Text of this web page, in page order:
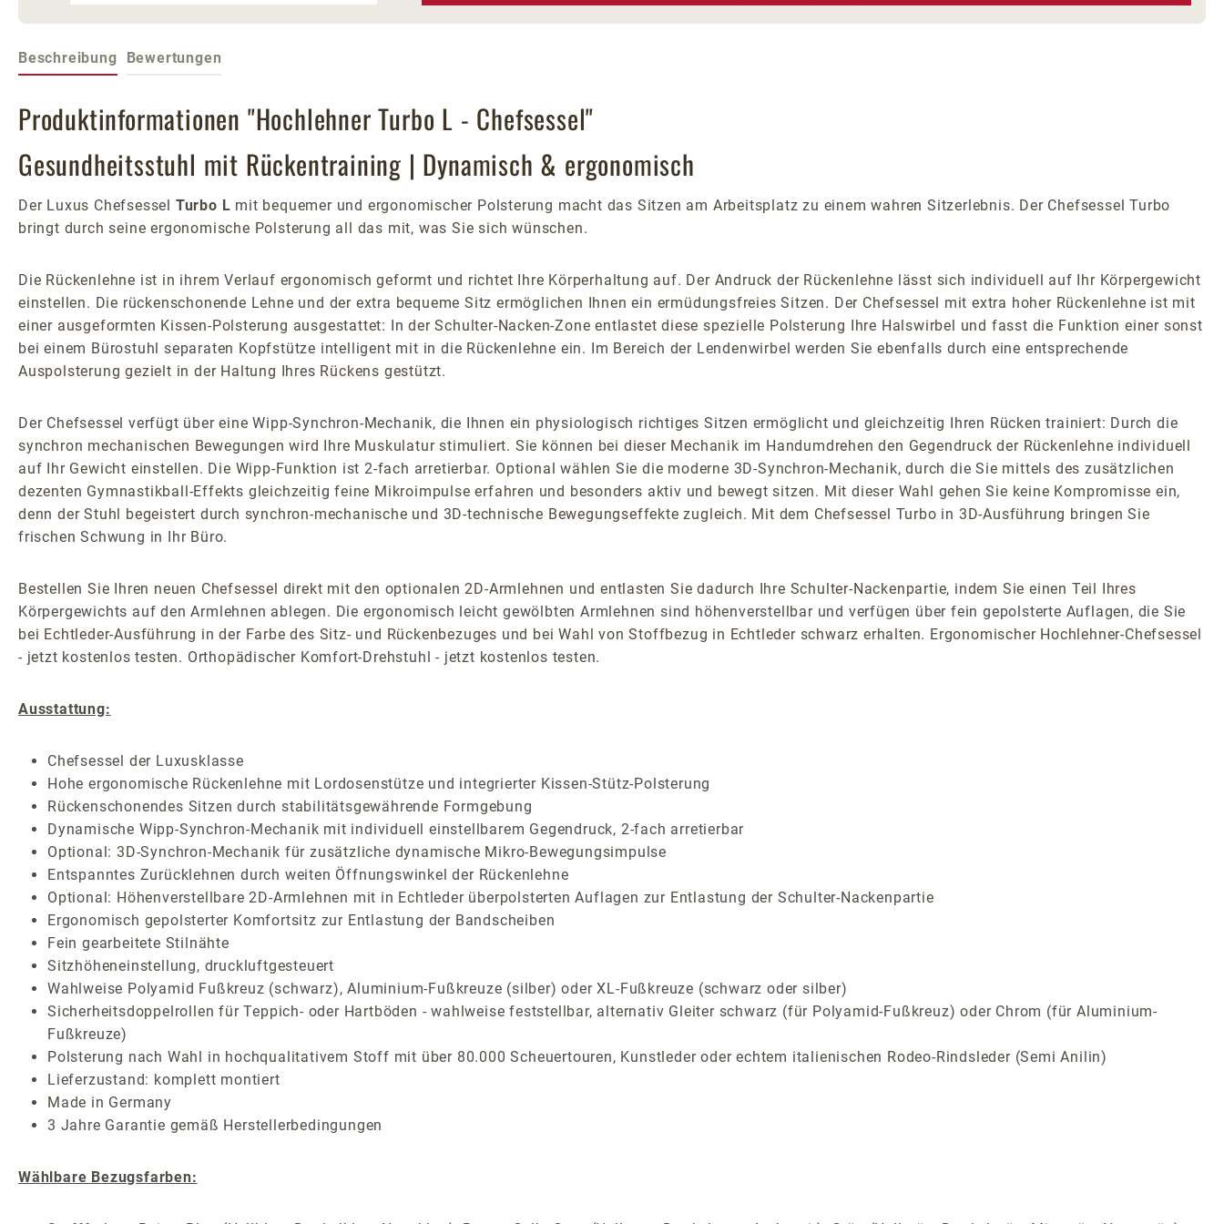
Beschreibung Bewertungen
Produktinformationen "Hochlehner Turbo L - Chefsessel"
Gesundheitsstuhl mit Rückentraining | Dynamisch & ergonomisch
Der Luxus Chefsessel Turbo L mit bequemer und ergonomischer Polsterung macht das Sitzen am Arbeitsplatz zu einem wahren Sitzerlebnis. Der Chefsessel Turbo
bringt durch seine ergonomische Polsterung all das mit, was Sie sich wünschen.
Die Rückenlehne ist in ihrem Verlauf ergonomisch geformt und richtet Ihre Körperhaltung auf. Der Andruck der Rückenlehne lässt sich individuell auf Ihr Körpergewicht
einstellen. Die rückenschonende Lehne und der extra bequeme Sitz ermöglichen Ihnen ein ermüdungsfreies Sitzen. Der Chefsessel mit extra hoher Rückenlehne ist mit
einer ausgeformten Kissen-Polsterung ausgestattet: In der Schulter-Nacken-Zone entlastet diese spezielle Polsterung Ihre Halswirbel und fasst die Funktion einer sonst
bei einem Bürostuhl separaten Kopfstütze intelligent mit in die Rückenlehne ein. Im Bereich der Lendenwirbel werden Sie ebenfalls durch eine entsprechende
Auspolsterung gezielt in der Haltung Ihres Rückens gestützt.
Der Chefsessel verfügt über eine Wipp-Synchron-Mechanik, die Ihnen ein physiologisch richtiges Sitzen ermöglicht und gleichzeitig Ihren Rücken trainiert: Durch die
synchron mechanischen Bewegungen wird Ihre Muskulatur stimuliert. Sie können bei dieser Mechanik im Handumdrehen den Gegendruck der Rückenlehne individuell
auf Ihr Gewicht einstellen. Die Wipp-Funktion ist 2-fach arretierbar. Optional wählen Sie die moderne 3D-Synchron-Mechanik, durch die Sie mittels des zusätzlichen
dezenten Gymnastikball-Effekts gleichzeitig feine Mikroimpulse erfahren und besonders aktiv und bewegt sitzen. Mit dieser Wahl gehen Sie keine Kompromisse ein,
denn der Stuhl begeistert durch synchron-mechanische und 3D-technische Bewegungseffekte zugleich. Mit dem Chefsessel Turbo in 3D-Ausführung bringen Sie
frischen Schwung in Ihr Büro.
Bestellen Sie Ihren neuen Chefsessel direkt mit den optionalen 2D-Armlehnen und entlasten Sie dadurch Ihre Schulter-Nackenpartie, indem Sie einen Teil Ihres
Körpergewichts auf den Armlehnen ablegen. Die ergonomisch leicht gewölbten Armlehnen sind höhenverstellbar und verfügen über fein gepolsterte Auflagen, die Sie
bei Echtleder-Ausführung in der Farbe des Sitz- und Rückenbezuges und bei Wahl von Stoffbezug in Echtleder schwarz erhalten. Ergonomischer Hochlehner-Chefsessel
- jetzt kostenlos testen. Orthopädischer Komfort-Drehstuhl - jetzt kostenlos testen.
Ausstattung:
Chefsessel der Luxusklasse
Hohe ergonomische Rückenlehne mit Lordosenstütze und integrierter Kissen-Stütz-Polsterung
Rückenschonendes Sitzen durch stabilitätsgewährende Formgebung
Dynamische Wipp-Synchron-Mechanik mit individuell einstellbarem Gegendruck, 2-fach arretierbar
Optional: 3D-Synchron-Mechanik für zusätzliche dynamische Mikro-Bewegungsimpulse
Entspanntes Zurücklehnen durch weiten Öffnungswinkel der Rückenlehne
Optional: Höhenverstellbare 2D-Armlehnen mit in Echtleder überpolsterten Auflagen zur Entlastung der Schulter-Nackenpartie
Ergonomisch gepolsterter Komfortsitz zur Entlastung der Bandscheiben
Fein gearbeitete Stilnähte
Sitzhöheneinstellung, druckluftgesteuert
Wahlweise Polyamid Fußkreuz (schwarz), Aluminium-Fußkreuze (silber) oder XL-Fußkreuze (schwarz oder silber)
Sicherheitsdoppelrollen für Teppich- oder Hartböden - wahlweise feststellbar, alternativ Gleiter schwarz (für Polyamid-Fußkreuz) oder Chrom (für Aluminium-
Fußkreuze)
Polsterung nach Wahl in hochqualitativem Stoff mit über 80.000 Scheuertouren, Kunstleder oder echtem italienischen Rodeo-Rindsleder (Semi Anilin)
Lieferzustand: komplett montiert
Made in Germany
3 Jahre Garantie gemäß Herstellerbedingungen
Wählbare Bezugsfarben: